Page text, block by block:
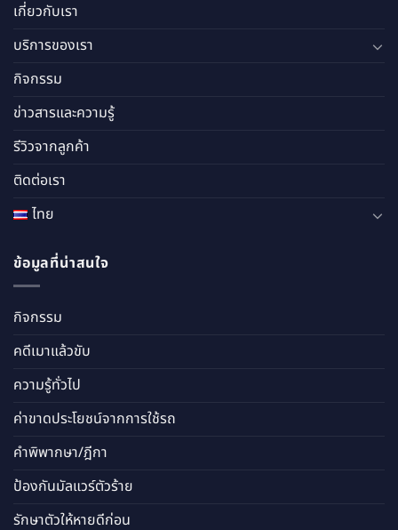
เกี่ยวกับเรา
บริการของเรา
กิจกรรม
ข่าวสารและความรู้
รีวิวจากลูกค้า
ติดต่อเรา
ไทย
ข้อมูลที่น่าสนใจ
กิจกรรม
คดีเมาแล้วขับ
ความรู้ทั่วไป
ค่าขาดประโยชน์จากการใช้รถ
คำพิพากษา/ฎีกา
ป้องกันมัลแวร์ตัวร้าย
รักษาตัวให้หายดีก่อน